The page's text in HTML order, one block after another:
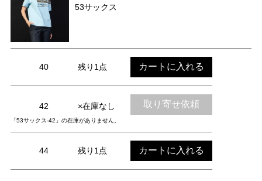
53サックス
40 残り1点 カートに入れる
42 ×在庫なし 取り寄せ依頼
「53サックス-42」の在庫がありません。
44 残り1点 カートに入れる